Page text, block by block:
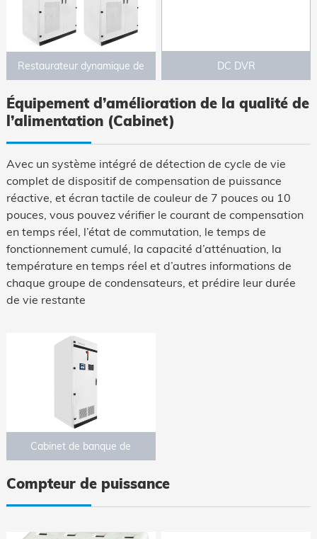
Restaurateur dynamique de
tension (DVR)
DC DVR
Équipement d’amélioration de la qualité de
l’alimentation (Cabinet)
Avec un système intégré de détection de cycle de vie
complet de dispositif de compensation de puissance
réactive, et écran tactile de couleur de 7 pouces ou 10
pouces, vous pouvez vérifier le courant de compensation
en temps réel, l’état de commutation, le temps de
fonctionnement cumulé, la capacité d’atténuation, la
température en temps réel et d’autres informations de
chaque groupe de condensateurs, et prédire leur durée
de vie restante
Cabinet de banque de
condensateur numérique
Compteur de puissance